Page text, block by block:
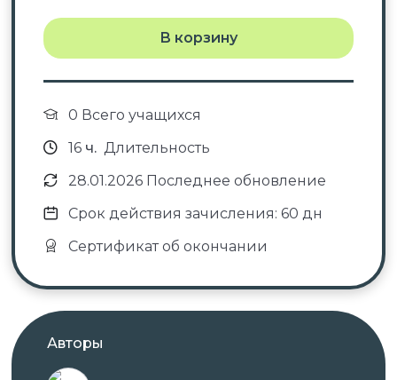
В корзину
0 Всего учащихся
16ч. Длительность
28.01.2026 Последнее обновление
Срок действия зачисления: 60 дн
Сертификат об окончании
Авторы